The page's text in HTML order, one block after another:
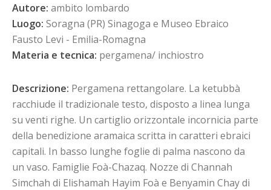
Autore: ambito lombardo
Luogo: Soragna (PR) Sinagoga e Museo Ebraico
Fausto Levi - Emilia-Romagna
Materia e tecnica: pergamena/ inchiostro
Descrizione: Pergamena rettangolare. La ketubbà
racchiude il tradizionale testo, disposto a linea lunga
su venti righe. Un cartiglio orizzontale incornicia parte
della benedizione aramaica scritta in caratteri ebraici
capitali. In basso lunghe foglie di palma nascono da
un vaso. Famiglie Foà-Chazaq. Nozze di Channah
Simchah di Elishamah Hayim Foà e Benyamin Chay di